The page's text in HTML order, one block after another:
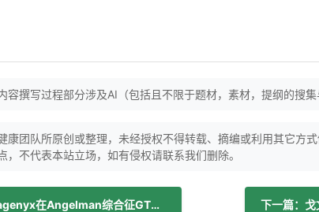
容撰写过程部分涉及AI（包括且不限于题材，素材，提纲的搜集
康团队所原创或整理，未经授权不得转载、摘编或利用其它方式
，不代表本站立场，如有侵权请联系我们删除。
上一篇：Ultragenyx在Angelman综合征GTX-102研究中完成首例受试者给药